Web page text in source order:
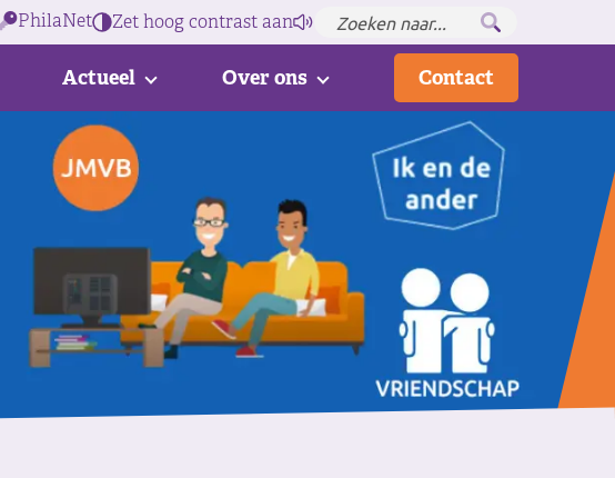
PhilaNet Zet hoog contrast aan
Actueel Over ons Contact